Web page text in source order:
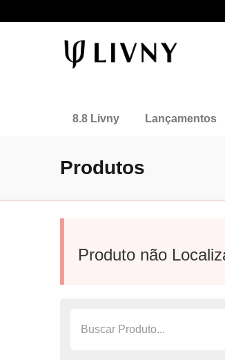
8.8 Livny Lançamentos
Produtos
Produto não